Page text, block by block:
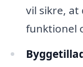
vil sikre, at
funktionel